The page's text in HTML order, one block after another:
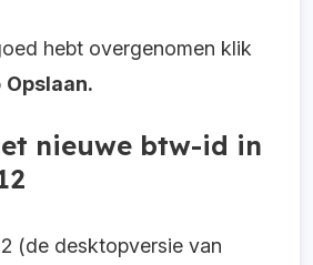
hebt overgenomen klik
Opslaan.
nieuwe btw-id in
(de desktopversie van